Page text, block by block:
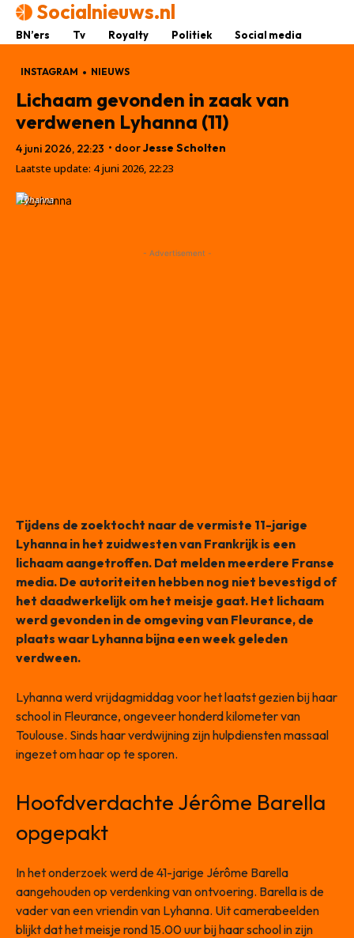
Socialnieuws.nl
BN’ers Tv Royalty Politiek Social media
INSTAGRAM NIEUWS
Lichaam gevonden in zaak van
verdwenen Lyhanna (11)
4 juni 2026, 22:23 • doorJesse Scholten
Laatste update: 4 juni 2026, 22:23
Lyhanna
- Advertisement -
Tijdens de zoektocht naar de vermiste 11-jarige
Lyhanna in het zuidwesten van Frankrijk is een
lichaam aangetroffen. Dat melden meerdere Franse
media. De autoriteiten hebben nog niet bevestigd of
het daadwerkelijk om het meisje gaat. Het lichaam
werd gevonden in de omgeving van Fleurance, de
plaats waar Lyhanna bijna een week geleden
verdween.
Lyhanna werd vrijdagmiddag voor het laatst gezien bij haar
school in Fleurance, ongeveer honderd kilometer van
Toulouse. Sinds haar verdwijning zijn hulpdiensten massaal
ingezet om haar op te sporen.
Hoofdverdachte Jérôme Barella
opgepakt
In het onderzoek werd de 41-jarige Jérôme Barella
aangehouden op verdenking van ontvoering. Barella is de
vader van een vriendin van Lyhanna. Uit camerabeelden
blijkt dat het meisje rond 15.00 uur bij haar school in zijn